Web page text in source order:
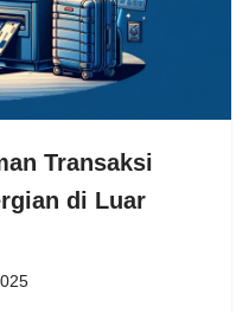
Transaksi
di Luar